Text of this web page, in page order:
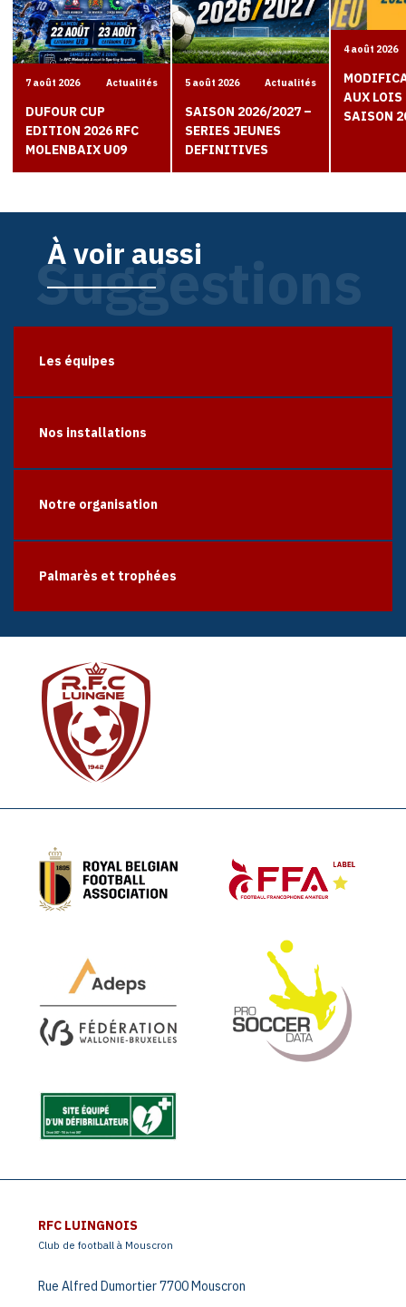
7 août 2026 Actualités
DUFOUR CUP
EDITION 2026 RFC
MOLENBAIX U09
5 août 2026 Actualités
SAISON 2026/2027 –
SERIES JEUNES
DEFINITIVES
4 août 2026
AUX LOIS
SAISON
À voir aussi
Suggestions
Les équipes
Nos installations
Notre organisation
Palmarès et trophées
RFC LUINGNOIS
Club de football à Mouscron
Rue Alfred Dumortier 7700 Mouscron